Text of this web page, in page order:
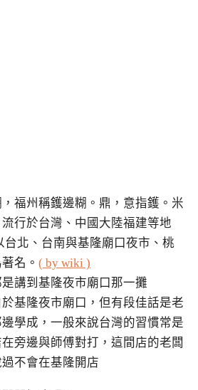
福州稱鑊邊糊。鼎，意指鑊。米
行於台灣、中國大陸福建等地
北、台南與基隆廟口夜市、桃
名。 ( by wiki )
講到基隆夜市廟口那一攤
基隆夜市廟口，但有段佳話是老
學成，一般來說台灣的習慣常是
旁邊與師傅對打，這間店的老闆
不會在基隆開店